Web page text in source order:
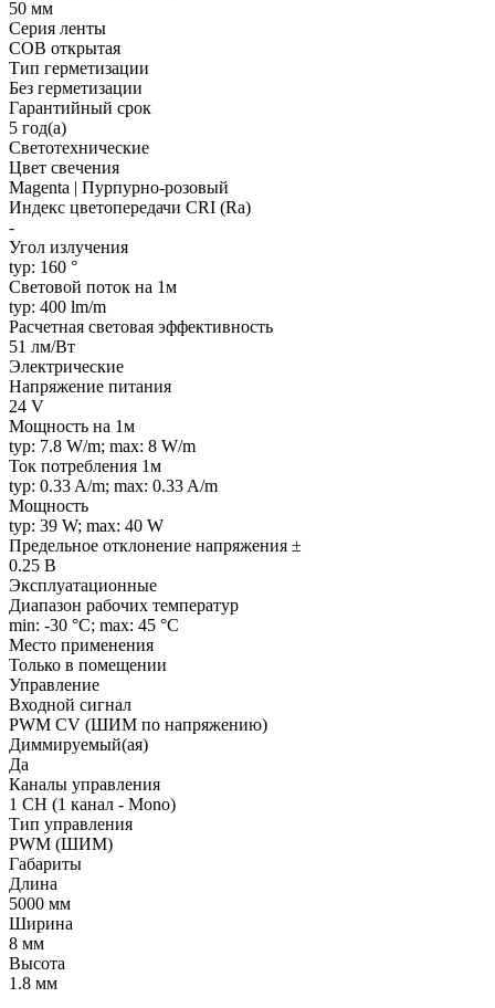
50 мм
Серия ленты
COB открытая
Тип герметизации
Без герметизации
Гарантийный срок
5 год(а)
Светотехнические
Цвет свечения
Magenta | Пурпурно-розовый
Индекс цветопередачи CRI (Ra)
-
Угол излучения
typ: 160 °
Световой поток на 1м
typ: 400 lm/m
Расчетная световая эффективность
51 лм/Вт
Электрические
Напряжение питания
24 V
Мощность на 1м
typ: 7.8 W/m; max: 8 W/m
Ток потребления 1м
typ: 0.33 A/m; max: 0.33 A/m
Мощность
typ: 39 W; max: 40 W
Предельное отклонение напряжения ±
0.25 В
Эксплуатационные
Диапазон рабочих температур
min: -30 °C; max: 45 °C
Место применения
Только в помещении
Управление
Входной сигнал
PWM СV (ШИМ по напряжению)
Диммируемый(ая)
Да
Каналы управления
1 CH (1 канал - Mono)
Тип управления
PWM (ШИМ)
Габариты
Длина
5000 мм
Ширина
8 мм
Высота
1.8 мм